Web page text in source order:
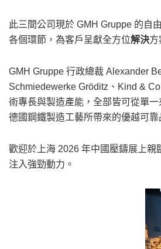
此三間公司現於 GMH Gruppe 的自
各個環節，為客戶呈獻全方位解決方
GMH Gruppe 行政總裁 Alexander
Schmiedewerke Gröditz、Kind &
術專長與製造產能，全部皆可從單
德國鋼鐵製造工藝所帶來的優越可靠
歡迎於上海 2026 年中國壓鑄展上
注入強勁動力。